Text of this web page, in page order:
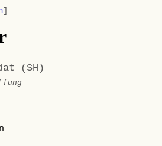
]
(SH)